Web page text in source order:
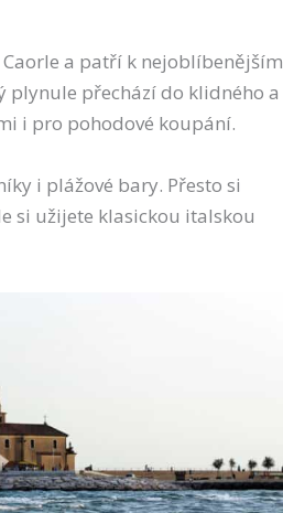
a patří k nejoblíbenějším
plynule přechází do klidného a
i pro pohodové koupání.
i plážové bary. Přesto si
si užijete klasickou italskou